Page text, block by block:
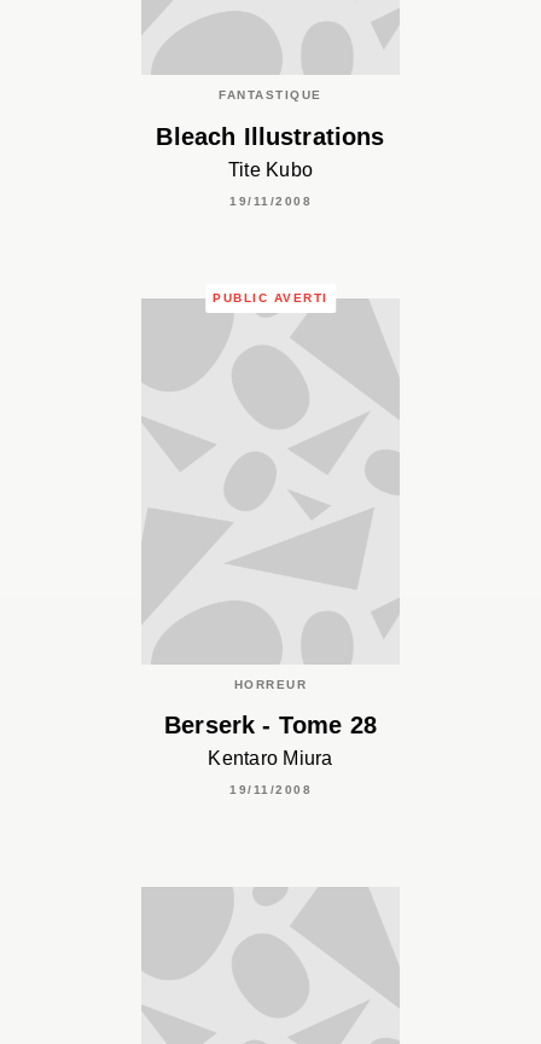
FANTASTIQUE
Bleach Illustrations
Tite Kubo
19/11/2008
PUBLIC AVERTI
HORREUR
Berserk - Tome 28
Kentaro Miura
19/11/2008